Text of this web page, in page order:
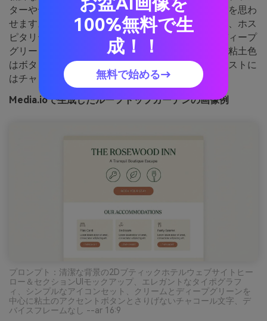
ターやテラコッタポット、静かなラウンジコーナーを思わ
せます。アメニティや予約、写真キャプションなど、ホス
ピタリティページにぴったり。ソフトクリームとディープ
グリーンの組み合わせで落ち着いたコントラスト、粘土色
はボタンやハイライトに。使い方のコツ：本文テキストに
はチャコールを使って高級感と読みやすさを。
Media.ioで生成したルーフトップガーデンの画像例
プロンプト：清潔な背景の2Dブティックホテルウェブサイトヒー
ロー＆セクションUIモックアップ、エレガントなタイポグラフ
ィ、シンプルなアイコンセット、クリームとディープグリーンを
中心に粘土のアクセントボタンとさりげないチャコール文字、デ
バイスフレームなし --ar 16:9
100%無料で生
成！！
無料で始める→